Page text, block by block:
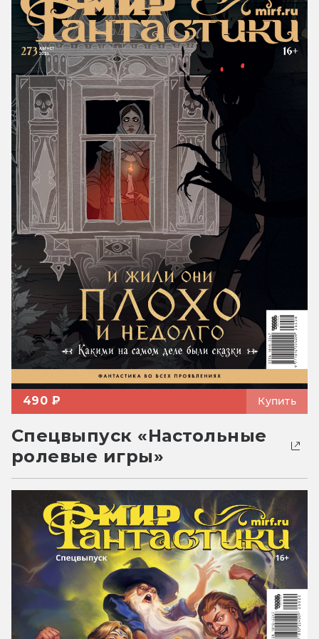
490 ₽ Купить
Спецвыпуск «Настольные
ролевые игры»